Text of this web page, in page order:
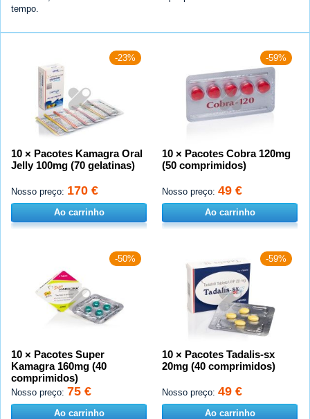
tempo.
-23%
10 × Pacotes Kamagra Oral
Jelly 100mg (70 gelatinas)
Nosso preço: 170 €
Ao carrinho
-59%
10 × Pacotes Cobra 120mg
(50 comprimidos)
Nosso preço: 49 €
Ao carrinho
-50%
10 × Pacotes Super
Kamagra 160mg (40
comprimidos)
Nosso preço: 75 €
Ao carrinho
-59%
10 × Pacotes Tadalis-sx
20mg (40 comprimidos)
Nosso preço: 49 €
Ao carrinho